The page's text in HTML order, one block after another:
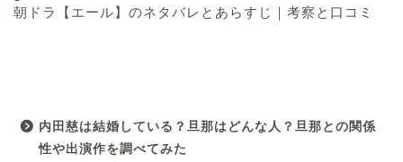
朝ドラ【エール】のネタバレとあらすじ｜考察と口コミ
内田慈は結婚している？旦那はどんな人？旦那との関係
性や出演作を調べてみた